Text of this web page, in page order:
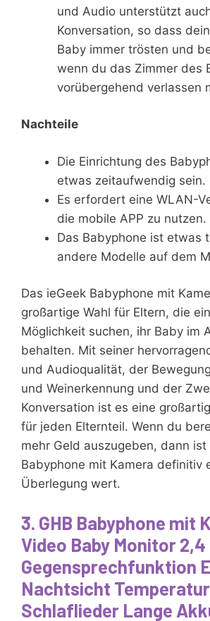
und Audio unterstützt
Konversation, so dass
Baby immer trösten und
wenn du das Zimmer des
vorübergehend verlassen
Nachteile
Die Einrichtung des
etwas zeitaufwendig sein.
Es erfordert eine WLAN-
die mobile APP zu nutzen.
Das Babyphone ist etwas
andere Modelle auf dem
Das ieGeek Babyphone mit
großartige Wahl für Eltern, die
Möglichkeit suchen, ihr Baby im
behalten. Mit seiner
und Audioqualität, der
und Weinerkennung und der
Konversation ist es eine
für jeden Elternteil. Wenn du
mehr Geld auszugeben, dann ist
Babyphone mit Kamera definitiv
Überlegung wert.
3. GHB Babyphone mit
Video Baby Monitor 2,4
Gegensprechfunktion
Nachtsicht
Schlaflieder Lange